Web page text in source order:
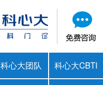
科心大团队 科心大CBTI